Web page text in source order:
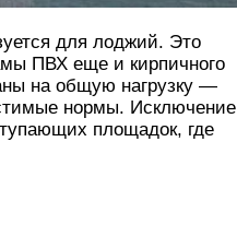
для лоджий. Это
ПВХ еще и кирпичного
на общую нагрузку —
нормы. Исключение
площадок, где